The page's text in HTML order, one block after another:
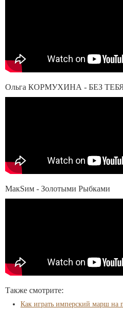
Ольга КОРМУХИНА - БЕЗ ТЕБЯ
МакSим - Золотыми Рыбками
Также смотрите:
Как играть имперский марш на